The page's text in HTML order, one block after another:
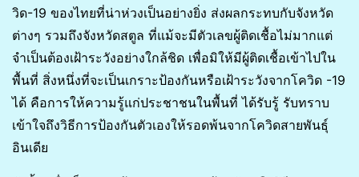
วิด-19 ของไทยที่น่าห่วงเป็นอย่างยิ่ง ส่งผลกระทบกับจังหวัด
ต่างๆ รวมถึงจังหวัดสตูล ที่แม้จะมีตัวเลขผู้ติดเชื้อไม่มากแต่
จำเป็นต้องเฝ้าระวังอย่างใกล้ชิด เพื่อมิให้มีผู้ติดเชื้อเข้าไปใน
พื้นที่ สิ่งหนึ่งที่จะเป็นเกราะป้องกันหรือเฝ้าระวังจากโควิด -19
ได้ คือการให้ความรู้แก่ประชาชนในพื้นที่ ได้รับรู้ รับทราบ
เข้าใจถึงวิธีการป้องกันตัวเองให้รอดพ้นจากโควิดสายพันธุ์
อินเดีย